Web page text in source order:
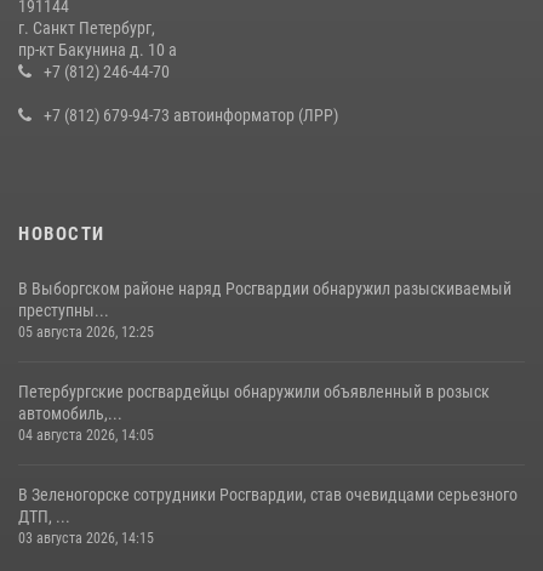
191144
г. Санкт Петербург,
пр-кт Бакунина д. 10 а
+7 (812) 246-44-70
+7 (812) 679-94-73 автоинформатор (ЛРР)
НОВОСТИ
В Выборгском районе наряд Росгвардии обнаружил разыскиваемый
преступны...
05 августа 2026, 12:25
Петербургские росгвардейцы обнаружили объявленный в розыск
автомобиль,...
04 августа 2026, 14:05
В Зеленогорске сотрудники Росгвардии, став очевидцами серьезного
ДТП, ...
03 августа 2026, 14:15